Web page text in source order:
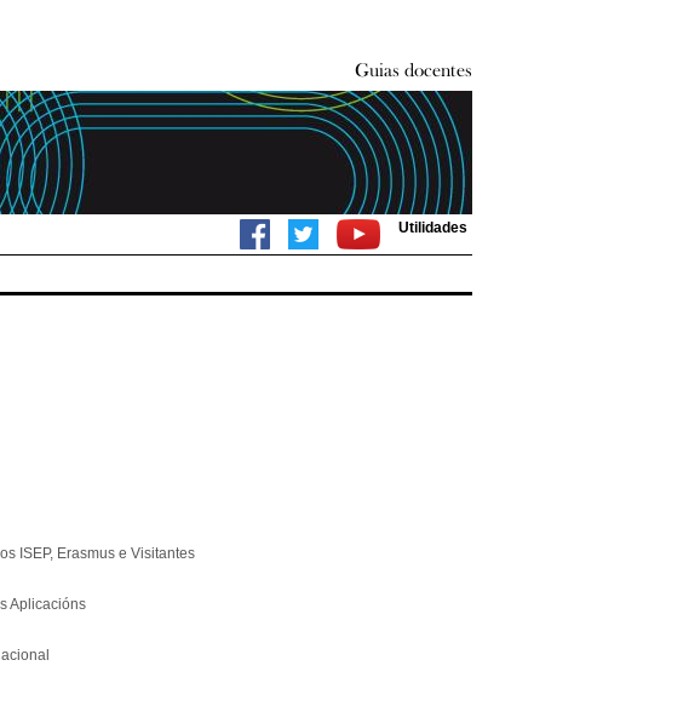
Utilidades
ISEP, Erasmus e Visitantes
Aplicacións